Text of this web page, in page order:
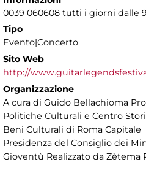
0039 060608 tutti i giorni dalle
Tipo
Evento|Concerto
Sito Web
http://
Organizzazione
A cura di Guido Bellachioma
Politiche Culturali e Centro
Beni Culturali di Roma
Presidenza del Consiglio dei
Gioventù Realizzato da Zètema